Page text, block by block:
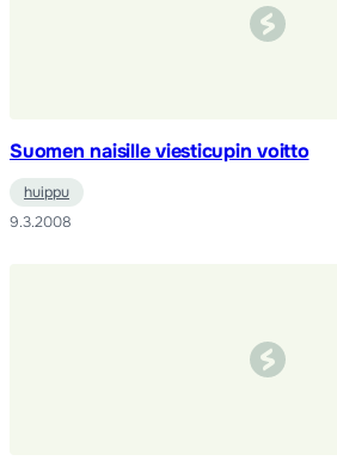
Suomen naisille viesticupin voitto
huippu
9.3.2008